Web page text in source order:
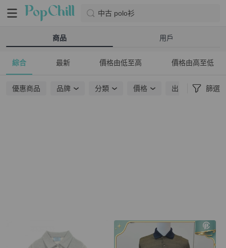
中古 polo衫
商品 用戶
綜合 最新 價格由低至高 價格由高至低
優惠商品 品牌 分類 價格 出貨地點 篩選